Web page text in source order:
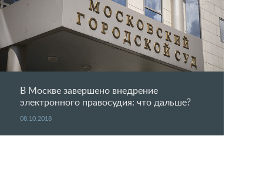
В Москве завершено внедрение
электронного правосудия: что дальше?
08.10.2018